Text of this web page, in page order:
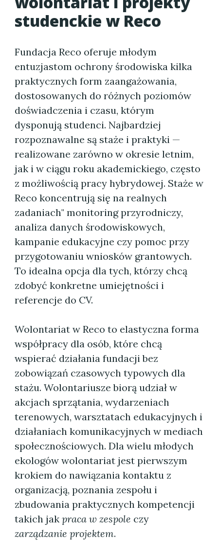
studenckie w Reco
Fundacja Reco oferuje młodym
entuzjastom ochrony środowiska kilka
praktycznych form zaangażowania,
dostosowanych do różnych poziomów
doświadczenia i czasu, którym
dysponują studenci. Najbardziej
rozpoznawalne są staże i praktyki —
realizowane zarówno w okresie letnim,
jak i w ciągu roku akademickiego, często
z możliwością pracy hybrydowej. Staże w
Reco koncentrują się na realnych
zadaniach" monitoring przyrodniczy,
analiza danych środowiskowych,
kampanie edukacyjne czy pomoc przy
przygotowaniu wniosków grantowych.
To idealna opcja dla tych, którzy chcą
zdobyć konkretne umiejętności i
referencje do CV.
Wolontariat w Reco to elastyczna forma
współpracy dla osób, które chcą
wspierać działania fundacji bez
zobowiązań czasowych typowych dla
stażu. Wolontariusze biorą udział w
akcjach sprzątania, wydarzeniach
terenowych, warsztatach edukacyjnych i
działaniach komunikacyjnych w mediach
społecznościowych. Dla wielu młodych
ekologów wolontariat jest pierwszym
krokiem do nawiązania kontaktu z
organizacją, poznania zespołu i
zbudowania praktycznych kompetencji
takich jak praca w zespole czy
zarządzanie projektem.